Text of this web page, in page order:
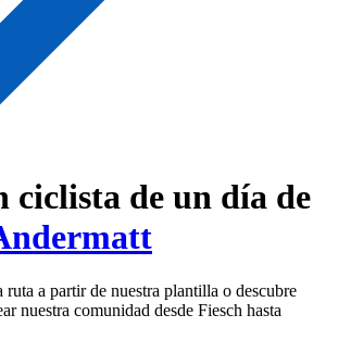
ciclista de un día de
ruta a partir de nuestra plantilla o descubre
nuestra comunidad desde Fiesch hasta